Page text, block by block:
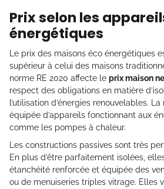
Prix selon les
énergétiques
Le prix des maisons éco énergétiques
supérieur à celui des maisons
norme RE 2020 affecte le prix maison
respect des obligations en matière
l’utilisation d’énergies renouvelables.
équipée d’appareils fonctionnant aux
comme les pompes à chaleur.
Les constructions passives sont très
En plus d’être parfaitement isolées,
étanchéité renforcée et équipée des
ou de menuiseries triples vitrage. Elles